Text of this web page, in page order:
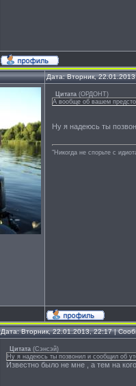
Дата: Вторник,
Цитата (ОРДОНТ)
А вообще об вашем
Ну я надеюсь ты
"Никогда не спорьте с
Дата: Вторник, 22.01.2013, 22:17 |
Цитата (Сэнсэй)
Ну я надеюсь ты позвонил и сообщил об
Известно было не мне , а тем на